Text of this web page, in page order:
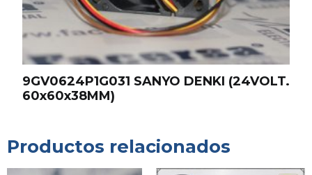
9GV0624P1G031 SANYO DENKI (24VOLT.
60x60x38MM)
Productos relacionados